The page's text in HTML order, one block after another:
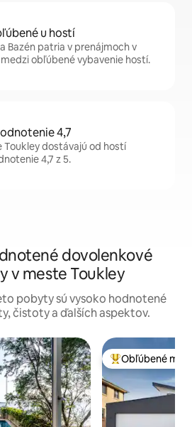
u hostí
Bazén patria v prenájmoch v
obľúbené vybavenie hostí.
4,7
Toukley dostávajú od hostí
4,7 z 5.
dovolenkové
v meste Toukley
pobyty sú vysoko hodnotené
čistoty a ďalších aspektov.
Najobľúbenejšie
Obľúbené